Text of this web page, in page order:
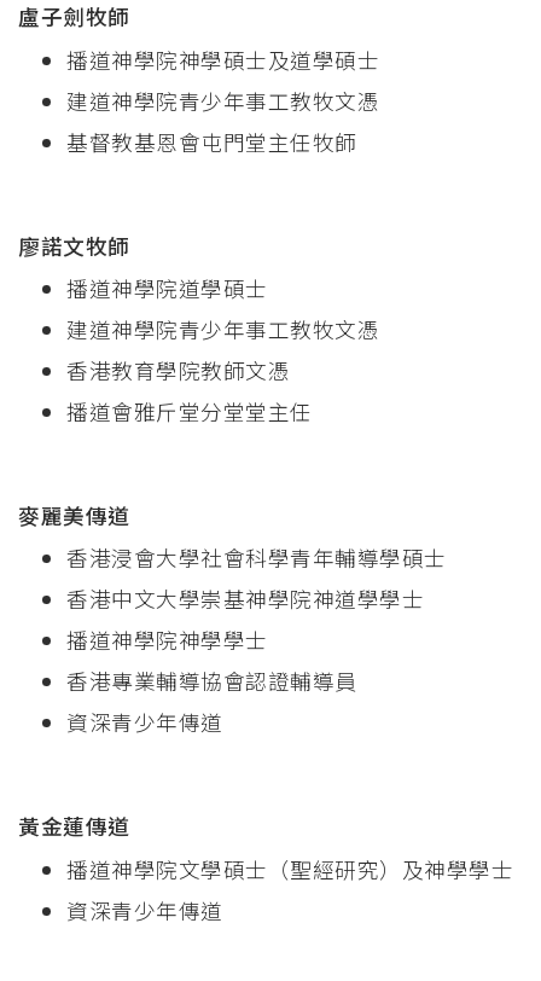
盧子劍牧師
播道神學院神學碩士及道學碩士
建道神學院青少年事工教牧文憑
基督教基恩會屯門堂主任牧師
廖諾文牧師
播道神學院道學碩士
建道神學院青少年事工教牧文憑
香港教育學院教師文憑
播道會雅斤堂分堂堂主任
麥麗美傳道
香港浸會大學社會科學青年輔導學碩士
香港中文大學崇基神學院神道學學士
播道神學院神學學士
香港專業輔導協會認證輔導員
資深青少年傳道
黃金蓮傳道
播道神學院文學碩士（聖經研究）及神學學士
資深青少年傳道